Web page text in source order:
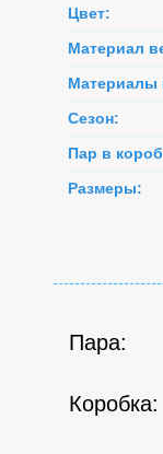
Цвет:
Материал
Материалы
Сезон:
Пар в
Размеры:
Пара:
Коробка: